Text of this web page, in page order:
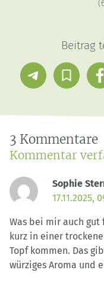
(
Beitrag
TelegramIn
Sammlung
3 Kommentare
Kommentar
Sophie
17.11.2025,
Was bei mir auch
kurz in einer
Topf kommen. Das
würziges Aroma und